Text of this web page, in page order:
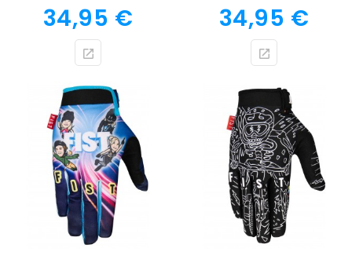
Prix
34,95 € Prix
34,95 €